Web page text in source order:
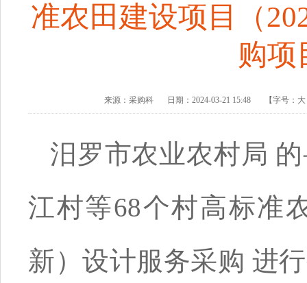
准农田建设项目（
购项
来源： 采购科 日期： 2024-03-21 15:48 【字号：
汨罗市农业农村局
江村等68个村高标准
新）设计服务采购 进